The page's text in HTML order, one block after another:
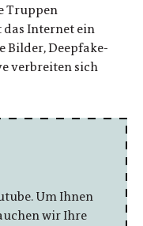
Truppen
Internet ein
Bilder, Deepfake-
verbreiten sich
Um Ihnen
wir Ihre